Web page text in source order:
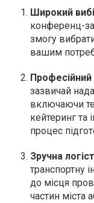
Широкий
конференц-
змогу
вашим
Професійний
зазвичай
включаючи
кейтеринг та
процес
Зручна
транспортну
до місця
частин міста